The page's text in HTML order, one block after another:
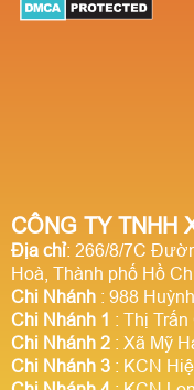
CÔNG TY TNHH
Địa chỉ: 266/8/7C
Hoà, Thành phố Hồ
Chi Nhánh : 988
Chi Nhánh 1 : Thị
Chi Nhánh 2 : Xã Mỹ
Chi Nhánh 3 : KCN